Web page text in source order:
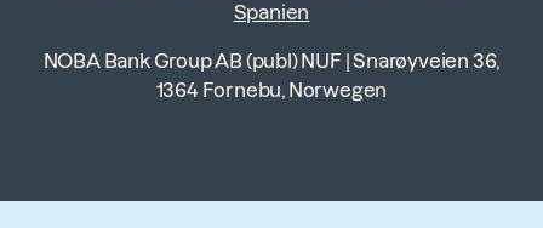
Spanien
NOBA Bank Group AB (publ) NUF |Snarøyveien 36,
1364 Fornebu, Norwegen